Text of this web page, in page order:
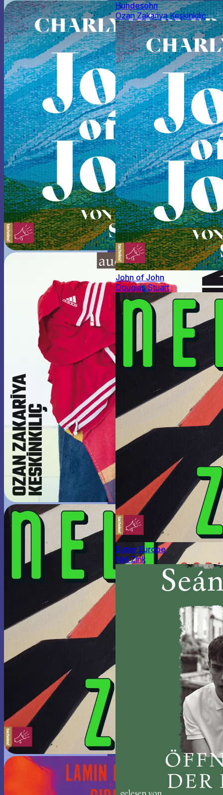
Hundesohn
Ozan Zakariya Keskinkılıç
John of John
Douglas Stuart
Sister Europe
Nell Zink